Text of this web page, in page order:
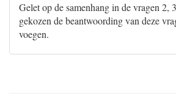
Gelet op de samenhang in de vragen 2,
gekozen de beantwoording van deze
voegen.